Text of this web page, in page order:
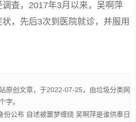
查，2017年3月以来，吴啊萍
，先后3次到医院就诊，并服用
原创文章，于2022-07-25，由垃圾分类网
字。
份公布 自述被噩梦缠绕 吴啊萍是谁供奉日